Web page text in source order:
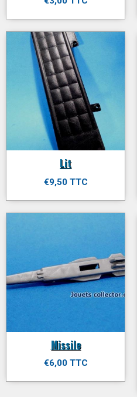
Lit
€9,50 TTC
Missile
€6,00 TTC